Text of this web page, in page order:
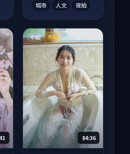
城市 人文 夜拍
中国 热播
84:36